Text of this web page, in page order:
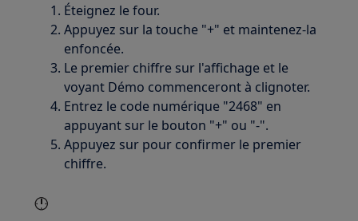
Éteignez le four.
Appuyez sur la touche "+" et maintenez-la
enfoncée.
Le premier chiffre sur l'affichage et le
voyant Démo commenceront à clignoter.
Entrez le code numérique "2468" en
appuyant sur le bouton "+" ou "-".
Appuyez sur pour confirmer le premier
chiffre.